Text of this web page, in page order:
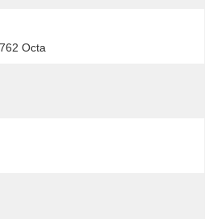
Octa